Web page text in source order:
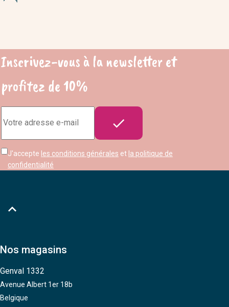
Inscrivez-vous à la newsletter et
profitez de 10%
e-
mail

J'accepte les conditions générales et la politique de
confidentialité

Nos magasins
Genval 1332
Avenue Albert 1er 18b
Belgique